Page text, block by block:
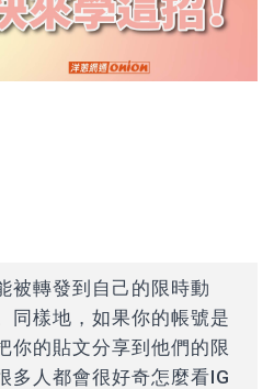
被轉發到自己的限時動
同樣地，如果你的帳號是
你的貼文分享到他們的限
多人都會很好奇怎麼看IG